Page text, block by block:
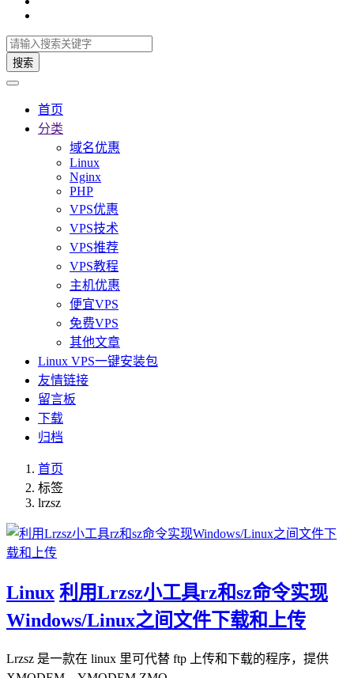
搜索
首页
分类
域名优惠
Linux
Nginx
PHP
VPS优惠
VPS技术
VPS推荐
VPS教程
主机优惠
便宜VPS
免费VPS
其他文章
Linux VPS一键安装包
友情链接
留言板
下载
归档
首页
标签
lrzsz
Linux 利用Lrzsz小工具rz和sz命令实现
Windows/Linux之间文件下载和上传
Lrzsz 是一款在 linux 里可代替 ftp 上传和下载的程序，提供